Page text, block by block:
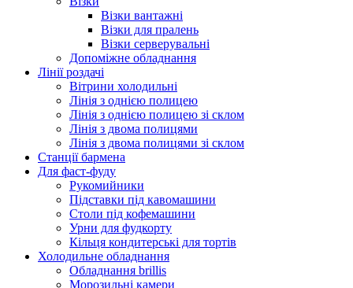
Візки вантажні
Візки для пралень
Візки серверувальні
Допоміжне обладнання
Лінії роздачі
Вітрини холодильні
Лінія з однією полицею
Лінія з однією полицею зі склом
Лінія з двома полицями
Лінія з двома полицями зі склом
Станції бармена
Для фаст-фуду
Рукомийники
Підставки під кавомашини
Столи під кофемашини
Урни для фудкорту
Кільця кондитерські для тортів
Холодильне обладнання
Обладнання brillis
Морозильні камери